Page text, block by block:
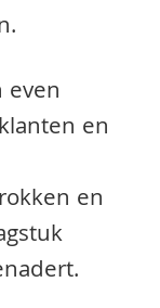
even
en
en